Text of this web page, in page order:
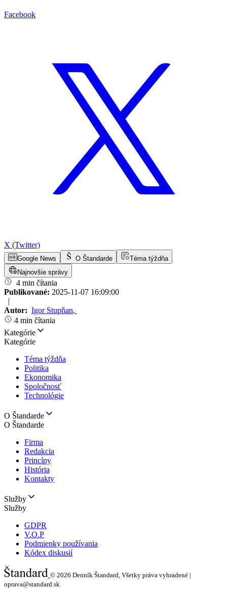
Facebook
X (Twitter)
Google News O Štandarde
Téma týždňa
Najnovšie správy
4 min čítania
Publikované: 2025-11-07 16:09:00
|
Autor: Igor Stupňan,
4 min čítania
Kategórie
Kategórie
Téma týždňa
Politika
Ekonomika
Spoločnosť
Technológie
O Štandarde
O Štandarde
Firma
Redakcia
Princípy
História
Kontakty
Služby
Služby
GDPR
V.O.P
Podmienky používania
Kódex diskusií
© 2026 Denník Štandard, Všetky práva vyhradené |
oprava@standard.sk